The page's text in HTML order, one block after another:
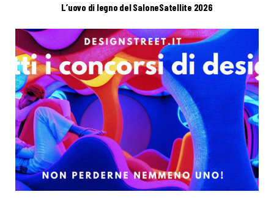
L’uovo di legno del SaloneSatellite 2026